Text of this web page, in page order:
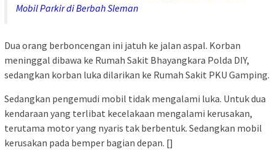
Mobil Parkir di Berbah Sleman
Dua orang berboncengan ini jatuh ke jalan aspal. Korban
meninggal dibawa ke Rumah Sakit Bhayangkara Polda DIY,
sedangkan korban luka dilarikan ke Rumah Sakit PKU Gamping.
Sedangkan pengemudi mobil tidak mengalami luka. Untuk dua
kendaraan yang terlibat kecelakaan mengalami kerusakan,
terutama motor yang nyaris tak berbentuk. Sedangkan mobil
kerusakan pada bemper bagian depan. []